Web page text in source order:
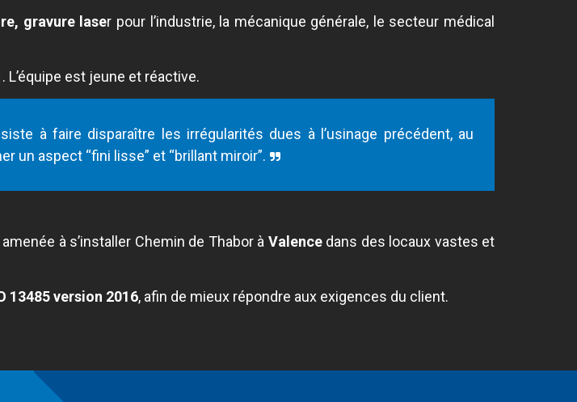
gravure laser pour l’industrie, la mécanique générale, le secteur médical
est jeune et réactive.
à faire disparaître les irrégularités dues à l’usinage précédent, au
un aspect “fini lisse” et “brillant miroir”.
à s’installer Chemin de Thabor à Valencedans des locaux vastes et
13485 version 2016, afin de mieux répondre aux exigences du client.